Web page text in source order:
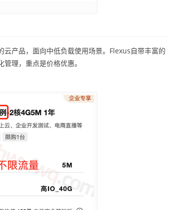
产品，面向中低负载使用场景。Flexus自带丰富的
理，重点是价格优惠。